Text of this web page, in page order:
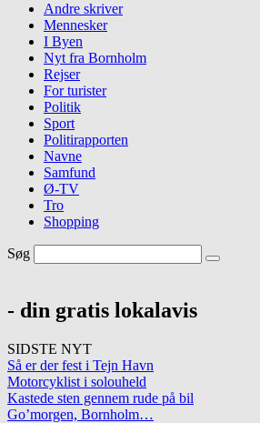
Andre skriver
Mennesker
I Byen
Nyt fra Bornholm
Rejser
For turister
Politik
Sport
Politirapporten
Navne
Samfund
Ø-TV
Tro
Shopping
Søg
- din gratis lokalavis
SIDSTE NYT
Så er der fest i Tejn Havn
Motorcyklist i solouheld
Kastede sten gennem rude på bil
Go’morgen, Bornholm…